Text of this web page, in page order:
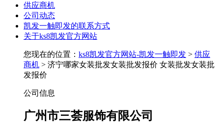
供应商机
公司动态
凯发一触即发的联系方式
关于ks8凯发官方网站
您现在的位置： ks8凯发官方网站-凯发一触即发 > 供应
商机 > 济宁哪家女装批发女装批发报价 女装批发女装批
发报价
公司信息
广州市三荟服饰有限公司